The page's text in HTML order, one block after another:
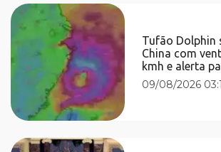
Tufão Dolphin
China com
kmh e alerta
09/08/2026